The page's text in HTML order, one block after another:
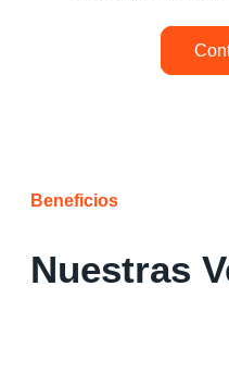
Beneficios
Nuestras